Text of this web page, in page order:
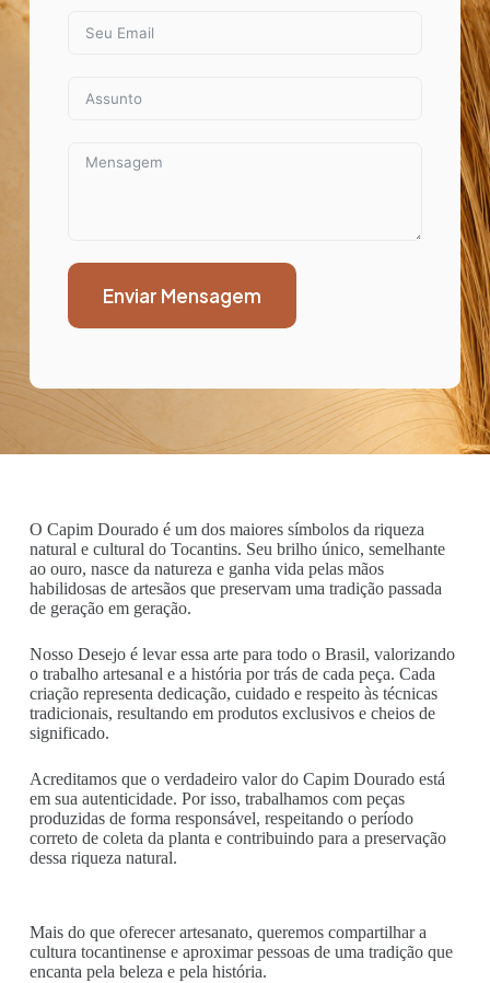
Enviar Mensagem
O Capim Dourado é um dos maiores símbolos da riqueza
natural e cultural do Tocantins. Seu brilho único, semelhante
ao ouro, nasce da natureza e ganha vida pelas mãos
habilidosas de artesãos que preservam uma tradição passada
de geração em geração.
Nosso Desejo é levar essa arte para todo o Brasil, valorizando
o trabalho artesanal e a história por trás de cada peça. Cada
criação representa dedicação, cuidado e respeito às técnicas
tradicionais, resultando em produtos exclusivos e cheios de
significado.
Acreditamos que o verdadeiro valor do Capim Dourado está
em sua autenticidade. Por isso, trabalhamos com peças
produzidas de forma responsável, respeitando o período
correto de coleta da planta e contribuindo para a preservação
dessa riqueza natural.
Mais do que oferecer artesanato, queremos compartilhar a
cultura tocantinense e aproximar pessoas de uma tradição que
encanta pela beleza e pela história.